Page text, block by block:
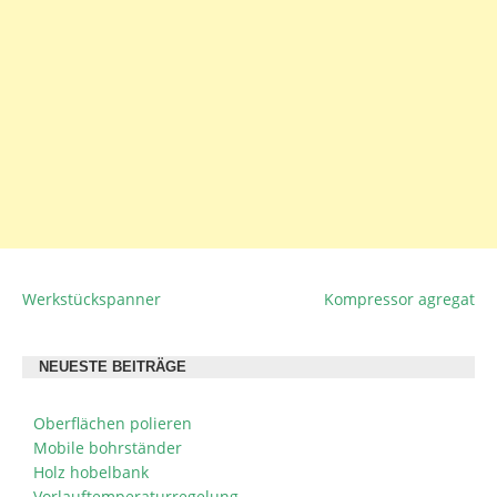
BEITRAGSNAVIGATION
Werkstückspanner Kompressor agregat
NEUESTE BEITRÄGE
Oberflächen polieren
Mobile bohrständer
Holz hobelbank